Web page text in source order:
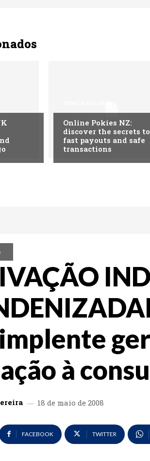
Online Pokies NZ:
discover the secrets to
fast payouts and safe
transactions